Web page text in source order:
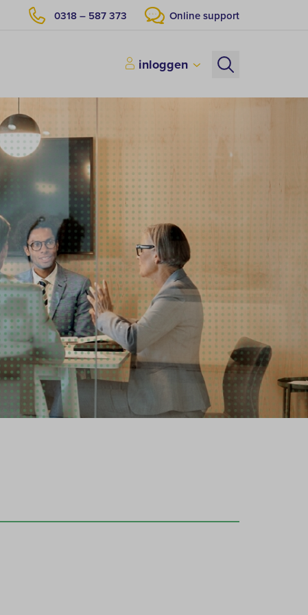
0318 – 587 373 Online support
inloggen